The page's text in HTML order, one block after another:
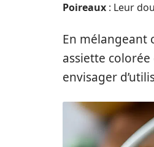
Poireaux : Leur
En mélangeant
assiette
envisager